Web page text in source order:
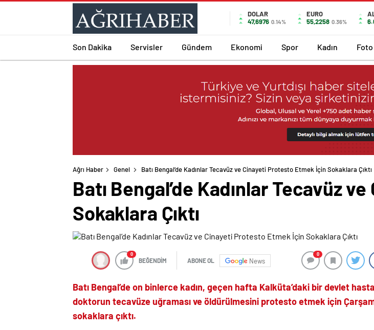
DOLAR
47,6976 0.14%
EURO
55,2258 0.36%
Son Dakika Servisler Gündem Ekonomi Spor Kadın
Ağrı Haber Genel Batı Bengal’de Kadınlar Tecavüz ve Cinayeti Protesto Etmek İçin Sokaklara Çıktı
Batı Bengal’de Kadınlar Tecavüz
Sokaklara Çıktı
0
BEĞENDİM ABONE OL News
0
Batı Bengal’de on binlerce kadın, geçen hafta Kalküta’daki bir devlet
doktorun tecavüze uğraması ve öldürülmesini protesto etmek için
sokaklara çıktı.